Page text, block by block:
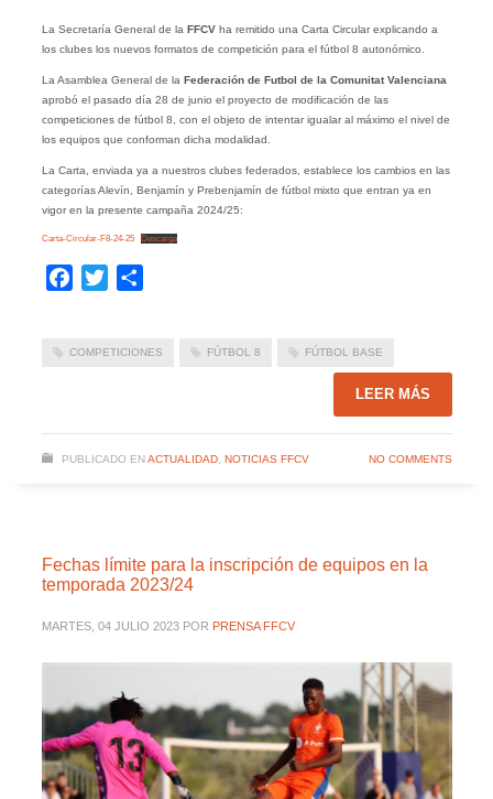
La Secretaría General de la FFCV ha remitido una Carta Circular explicando a
los clubes los nuevos formatos de competición para el fútbol 8 autonómico.
La Asamblea General de la Federación de Futbol de la Comunitat Valenciana
aprobó el pasado día 28 de junio el proyecto de modificación de las
competiciones de fútbol 8, con el objeto de intentar igualar al máximo el nivel de
los equipos que conforman dicha modalidad.
La Carta, enviada ya a nuestros clubes federados, establece los cambios en las
categorías Alevín, Benjamín y Prebenjamín de fútbol mixto que entran ya en
vigor en la presente campaña 2024/25:
Carta-Circular-F8-24-25 Descarga
Facebook
Twitter
COMPETICIONES FÚTBOL 8 FÚTBOL BASE
LEER MÁS
PUBLICADO EN ACTUALIDAD, NOTICIAS FFCV NO COMMENTS
Fechas límite para la inscripción de equipos en la
temporada 2023/24
MARTES, 04 JULIO 2023 POR PRENSA FFCV